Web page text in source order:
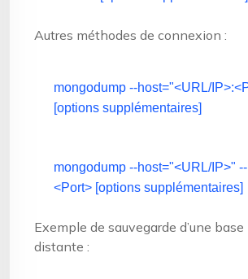
Autres méthodes de connexion :
mongodump --host="<URL/
[options supplémentaires]
mongodump --host="<URL/IP>"
<Port> [options supplémentaires]
Exemple de sauvegarde d’une
distante :